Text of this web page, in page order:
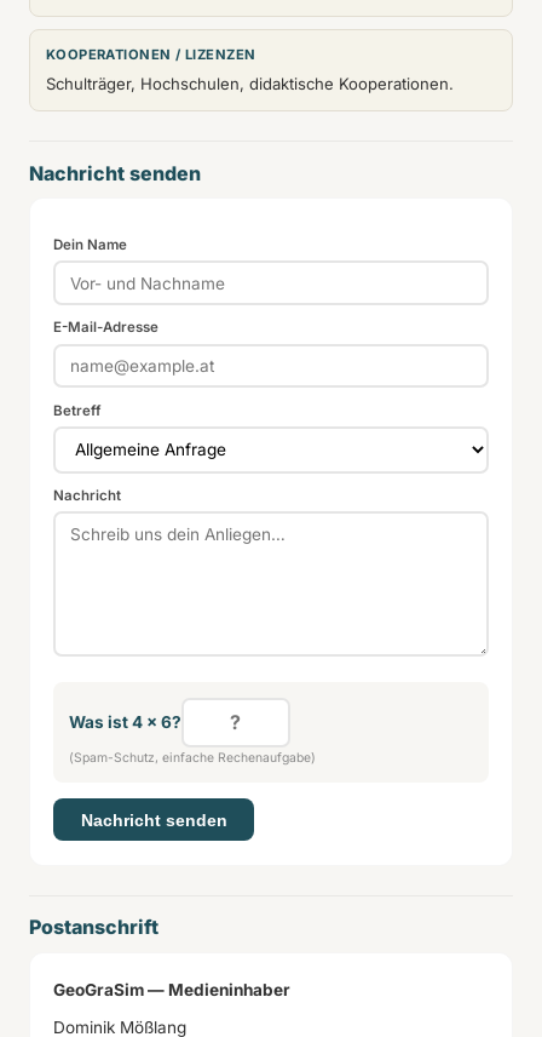
KOOPERATIONEN / LIZENZEN
Schulträger, Hochschulen, didaktische Kooperationen.
Nachricht senden
Dein Name
E-Mail-Adresse
Betreff
Nachricht
Was ist 4 × 6?
(Spam-Schutz, einfache Rechenaufgabe)
Nachricht senden
Postanschrift
GeoGraSim — Medieninhaber
Dominik Mößlang